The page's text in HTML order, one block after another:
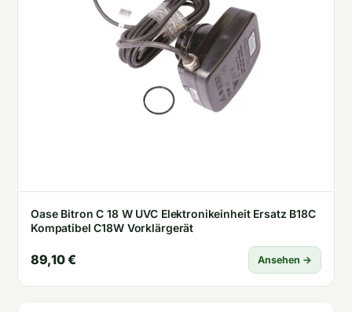
Oase Bitron C 18 W UVC Elektronikeinheit Ersatz B18C
Kompatibel C18W Vorklärgerät
89,10 € Ansehen →